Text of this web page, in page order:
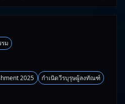
ม
2025
กำเนิดวีรบุรุษผู้ลงทัณฑ์